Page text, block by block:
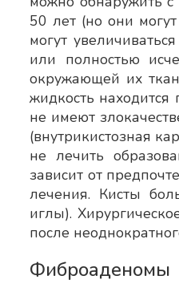
50 лет (но они
могут
или полностью
окружающей их
жидкость
не имеют
(внутрикистозная
не лечить
зависит от
лечения. Кисты
иглы).
после
Фиброаденомы